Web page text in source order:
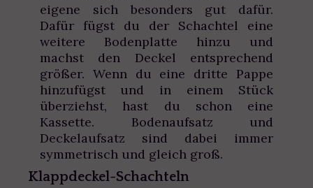
eigene sich besonders gut dafür.
Dafür fügst du der Schachtel eine
weitere Bodenplatte hinzu und
machst den Deckel entsprechend
größer. Wenn du eine dritte Pappe
hinzufügst und in einem Stück
überziehst, hast du schon eine
Kassette. Bodenaufsatz und
Deckelaufsatz sind dabei immer
symmetrisch und gleich groß.
Klappdeckel-Schachteln